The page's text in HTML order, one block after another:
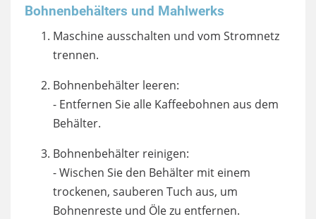
Bohnenbehälters und Mahlwerks
Maschine ausschalten und vom Stromnetz
trennen.
Bohnenbehälter leeren:
- Entfernen Sie alle Kaffeebohnen aus dem
Behälter.
Bohnenbehälter reinigen:
- Wischen Sie den Behälter mit einem
trockenen, sauberen Tuch aus, um
Bohnenreste und Öle zu entfernen.